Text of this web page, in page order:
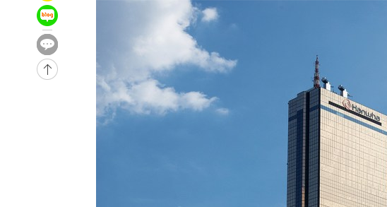
-22517초 전 >
민주 콩고 에볼라환자 4천명 돌파, 4053명 발생 1850명 사망
-21767초 전 >
[속보]'300억원대 사기 혐의' 차가원 대표 구속 송치
-20961초 전 >
"미 전국적 살모네라 식중독 원인은 멕시코산 할라피뇨"-- CDC
-19474초 전 >
[속보]경찰·노동부, HL만도 평택사업장 끼임 사망 관련 압수수색
[속보]합수본, '투표율 허위 입력' 중앙·서울·경기도 선관위 등 9곳
[속보]원·달러 환율, 오전 9시 1423.8원
[속보]삼성전자·SK하이닉스 동반 강보합…1%대 상승 출발
[속보]코스닥, 5.95포인트(0.74%) 상승한 807.62개장
[속보]코스피, 6300선 재탈환…1.09% 오른 6365.07 개장
시리아 다마스쿠스 교외에서 미니버스 폭발.. 14명 부상, 3명은 중